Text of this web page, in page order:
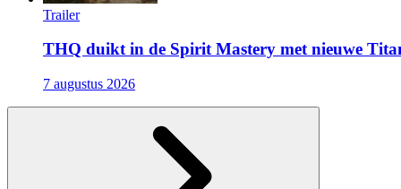
Trailer
THQ duikt in de Spirit Mastery met nieuwe
7 augustus 2026